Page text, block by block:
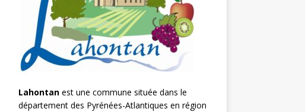
Lahontan est une commune située dans le
département des Pyrénées-Atlantiques en région